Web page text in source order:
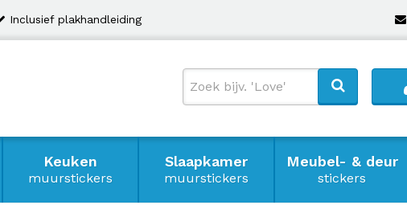
Inclusief plakhandleiding
Keuken
muurstickers
Slaapkamer
muurstickers
Meubel- & deur
stickers